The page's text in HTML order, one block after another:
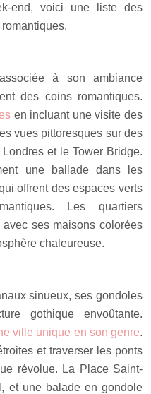
end, voici une liste des
à son ambiance
des coins romantiques.
en incluant une visite des
vues pittoresques sur des
et le Tower Bridge.
une ballade dans les
offrent des espaces verts
Les quartiers
ses maisons colorées
chaleureuse.
sinueux, ses gondoles
gothique envoûtante.
ville unique en son genre.
et traverser les ponts
révolue. La Place Saint-
et une balade en gondole